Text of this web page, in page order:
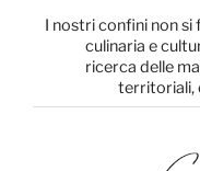
I nostri confini non si
culinaria e
ricerca delle
territoriali,